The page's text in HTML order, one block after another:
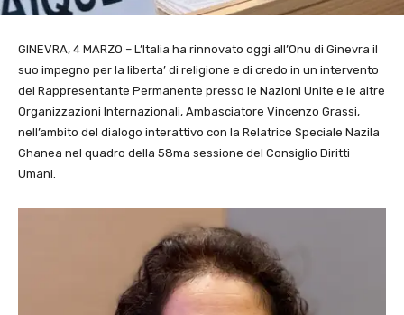
GINEVRA, 4 MARZO – L’Italia ha rinnovato oggi all’Onu di Ginevra il
suo impegno per la liberta’ di religione e di credo in un intervento
del Rappresentante Permanente presso le Nazioni Unite e le altre
Organizzazioni Internazionali, Ambasciatore Vincenzo Grassi,
nell’ambito del dialogo interattivo con la Relatrice Speciale Nazila
Ghanea nel quadro della 58ma sessione del Consiglio Diritti
Umani.